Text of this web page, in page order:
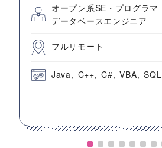
オープン系SE・プログラマ
データベースエンジニア
フルリモート
Java C++ C# VBA SQL